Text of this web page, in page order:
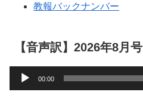
教報バックナンバー
【音声訳】2026年8月号
声
00:00